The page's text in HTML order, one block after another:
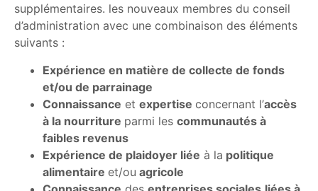
supplémentaires. les nouveaux membres du conseil
d’administration avec une combinaison des éléments
suivants :
Expérience en matière de collecte de fonds
et/ou de parrainage
Connaissance et expertise concernant l’accès
à la nourriture parmi les communautés à
faibles revenus
Expérience de plaidoyer liée à la politique
alimentaire et/ou agricole